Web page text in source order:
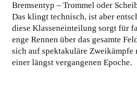
Bremsentyp – Trommel oder
Das klingt technisch, ist aber
diese Klasseneinteilung sorgt für
enge Rennen über das gesamte
sich auf spektakuläre Zweikämpfe
einer längst vergangenen Epoche.